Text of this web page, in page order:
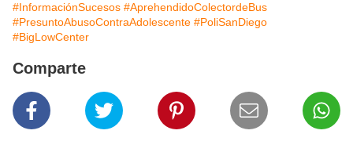
#InformaciónSucesos #AprehendidoColectordeBus
#PresuntoAbusoContraAdolescente #PoliSanDiego
#BigLowCenter
Comparte